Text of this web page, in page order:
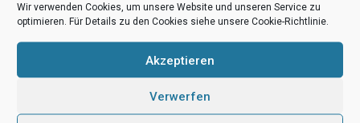
Wir verwenden Cookies, um unsere Website und unseren Service zu
optimieren. Für Details zu den Cookies siehe unsere Cookie-Richtlinie.
Akzeptieren
Verwerfen